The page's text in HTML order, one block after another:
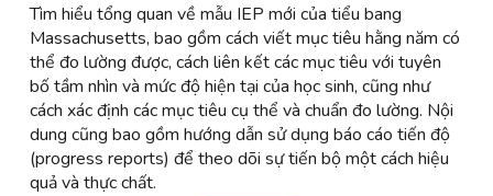
Tìm hiểu tổng quan về mẫu IEP mới của tiểu bang
Massachusetts, bao gồm cách viết mục tiêu hằng năm có
thể đo lường được, cách liên kết các mục tiêu với tuyên
bố tầm nhìn và mức độ hiện tại của học sinh, cũng như
cách xác định các mục tiêu cụ thể và chuẩn đo lường. Nội
dung cũng bao gồm hướng dẫn sử dụng báo cáo tiến độ
(progress reports) để theo dõi sự tiến bộ một cách hiệu
quả và thực chất.